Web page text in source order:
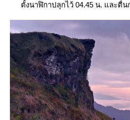
ตั้งนาฬิกาปลุกไว้ 04.45 น. และตื่